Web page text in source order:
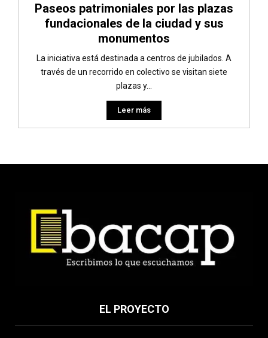
Paseos patrimoniales por las plazas
fundacionales de la ciudad y sus
monumentos
La iniciativa está destinada a centros de jubilados. A
través de un recorrido en colectivo se visitan siete
plazas y...
Leer más
EL PROYECTO